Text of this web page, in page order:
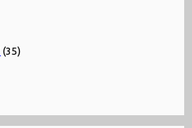
(35)